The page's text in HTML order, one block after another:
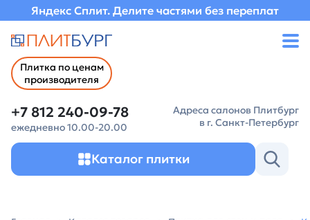
Яндекс Сплит. Делите частями без переплат
Плитка по ценам
производителя
+7 812 240-09-78
ежедневно 10.00-20.00
Адреса салонов Плитбург
в г. Санкт-Петербург
Каталог плитки